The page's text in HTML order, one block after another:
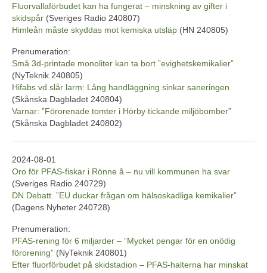
Fluorvallaförbudet kan ha fungerat – minskning av gifter i
skidspår (Sveriges Radio 240807)
Himleån måste skyddas mot kemiska utsläp (HN 240805)
Prenumeration:
Små 3d-printade monoliter kan ta bort ”evighetskemikalier”
(NyTeknik 240805)
Hifabs vd slår larm: Lång handläggning sinkar saneringen
(Skånska Dagbladet 240804)
Varnar: ”Förorenade tomter i Hörby tickande miljöbomber”
(Skånska Dagbladet 240802)
2024-08-01
Oro för PFAS-fiskar i Rönne å – nu vill kommunen ha svar
(Sveriges Radio 240729)
DN Debatt. ”EU duckar frågan om hälsoskadliga kemikalier”
(Dagens Nyheter 240728)
Prenumeration:
PFAS-rening för 6 miljarder – ”Mycket pengar för en onödig
förorening” (NyTeknik 240801)
Efter fluorförbudet på skidstadion – PFAS-halterna har minskat